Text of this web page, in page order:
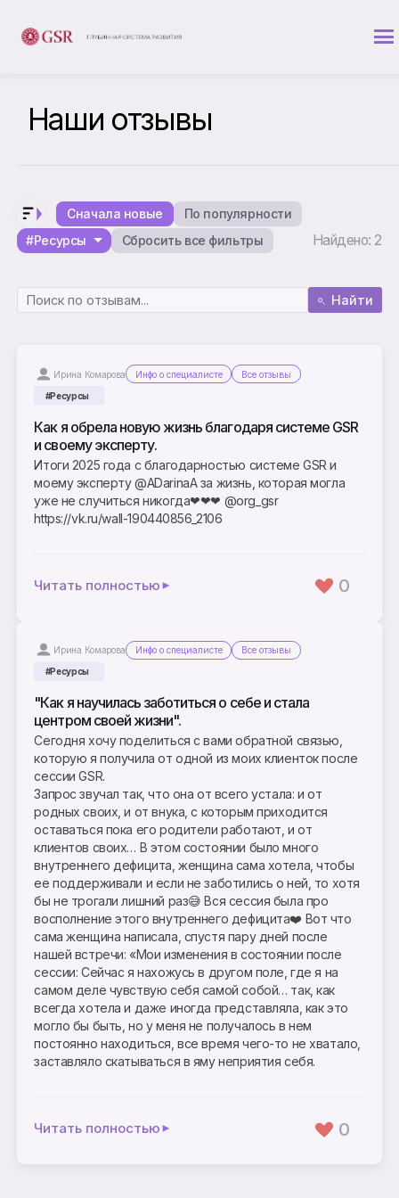
Наши отзывы
Сначала новые
По популярности
#Ресурсы
Сбросить все фильтры Найдено: 2
Найти
Ирина Комарова Инфо о специалисте
Все отзывы
#Ресурсы
Как я обрела новую жизнь благодаря системе GSR
и своему эксперту.
Итоги 2025 года с благодарностью системе GSR и
моему эксперту @ADarinaA за жизнь, которая могла
уже не случиться никогда❤❤❤ @org_gsr
https://vk.ru/wall-190440856_2106
Читать полностью 0
Ирина Комарова Инфо о специалисте
Все отзывы
#Ресурсы
"Как я научилась заботиться о себе и стала
центром своей жизни".
Сегодня хочу поделиться с вами обратной связью,
которую я получила от одной из моих клиенток после
сессии GSR.
Запрос звучал так, что она от всего устала: и от
родных своих, и от внука, с которым приходится
оставаться пока его родители работают, и от
клиентов своих… В этом состоянии было много
внутреннего дефицита, женщина сама хотела, чтобы
ее поддерживали и если не заботились о ней, то хотя
бы не трогали лишний раз😅 Вся сессия была про
восполнение этого внутреннего дефицита❤️ Вот что
сама женщина написала, спустя пару дней после
нашей встречи: «Мои изменения в состоянии после
сессии: Сейчас я нахожусь в другом поле, где я на
самом деле чувствую себя самой собой… так, как
всегда хотела и даже иногда представляла, как это
могло бы быть, но у меня не получалось в нем
постоянно находиться, все время чего-то не хватало,
заставляло скатываться в яму неприятия себя.
Читать полностью 0